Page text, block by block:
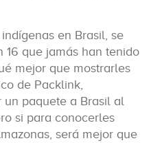
en Brasil, se
que jamás han tenido
mejor que mostrarles
de Packlink,
un paquete a Brasil al
si para conocerles
será mejor que